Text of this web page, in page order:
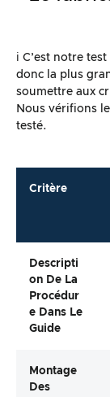
ℹ️ C’est notre
donc la plus
soumettre aux
Nous vérifions
testé.
Critère
Descripti
On De La
Procédur
E Dans Le
Guide
Montage
Des